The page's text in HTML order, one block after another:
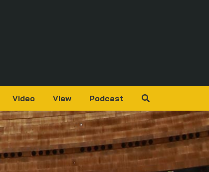
Video View Podcast